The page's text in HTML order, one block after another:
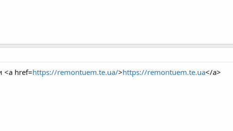
<a href=https://remontuem.te.ua/>https://remontuem.te.ua</a>